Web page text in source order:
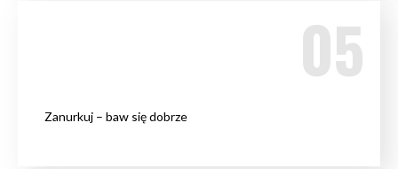
Zanurkuj – baw się dobrze